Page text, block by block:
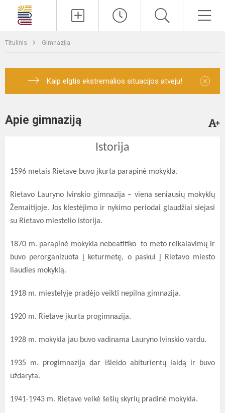
Titulinis Gimnazija
Kaip elgtis ekstremalios situacijos atveju! ×
Apie gimnaziją
Istorija
1596 metais Rietave buvo įkurta parapinė mokykla.
Rietavo Lauryno Ivinskio gimnazija – viena seniausių mokyklų
Žemaitijoje. Jos klestėjimo ir nykimo periodai glaudžiai siejasi
su Rietavo miestelio istorija.
1870 m. parapinė mokykla nebeatitiko to meto reikalavimų ir
buvo perorganizuota į keturmetę, o paskui į Rietavo miesto
liaudies mokyklą.
1918 m. miestelyje pradėjo veikti nepilna gimnazija.
1920 m. Rietave įkurta progimnazija.
1928 m. mokykla jau buvo vadinama Lauryno Ivinskio vardu.
1935 m. progimnazija dar išleido abiturientų laidą ir buvo
uždaryta.
1941-1943 m. Rietave veikė šešių skyrių pradinė mokykla.